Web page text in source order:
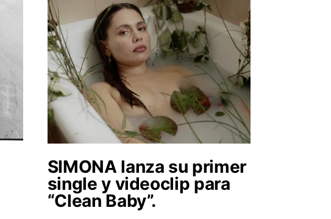
SIMONA lanza su primer
single y videoclip para
“Clean Baby”.